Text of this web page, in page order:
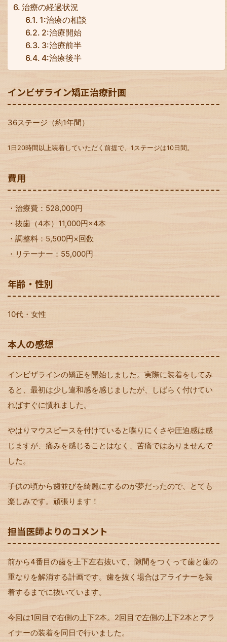
治療の経過状況
1:治療の相談
2:治療開始
3:治療前半
4:治療後半
インビザライン矯正治療計画
36ステージ（約1年間）
1日20時間以上装着していただく前提で、1ステージは10日間。
費用
・治療費：528,000円
・抜歯（4本）11,000円×4本
・調整料：5,500円×回数
・リテーナー：55,000円
年齢・性別
10代・女性
本人の感想
インビザラインの矯正を開始しました。実際に装着をしてみ
ると、最初は少し違和感を感じましたが、しばらく付けてい
ればすぐに慣れました。
やはりマウスピースを付けていると喋りにくさや圧迫感は感
じますが、痛みを感じることはなく、苦痛ではありませんで
した。
子供の頃から歯並びを綺麗にするのが夢だったので、とても
楽しみです。頑張ります！
担当医師よりのコメント
前から4番目の歯を上下左右抜いて、隙間をつくって歯と歯の
重なりを解消する計画です。歯を抜く場合はアライナーを装
着するまでに抜いています。
今回は1回目で右側の上下2本。2回目で左側の上下2本とアラ
イナーの装着を同日で行いました。